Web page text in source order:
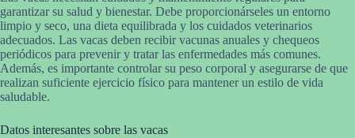
garantizar su salud y bienestar. Debe proporcionárseles un entorno
limpio y seco, una dieta equilibrada y los cuidados veterinarios
adecuados. Las vacas deben recibir vacunas anuales y chequeos
periódicos para prevenir y tratar las enfermedades más comunes.
Además, es importante controlar su peso corporal y asegurarse de que
realizan suficiente ejercicio físico para mantener un estilo de vida
saludable.
Datos interesantes sobre las vacas